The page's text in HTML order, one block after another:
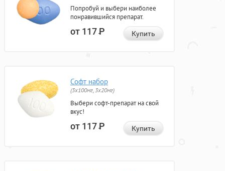
Попробуй и выбери наиболее
понравившийся препарат.
от 117Р Купить
Софт набор
(3x100мг, 3x20мг)
Выбери софт-препарат на свой
вкус!
от 117Р Купить